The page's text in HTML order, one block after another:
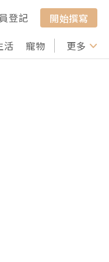
登記
開始撰寫
活 寵物 行山 打卡
更多